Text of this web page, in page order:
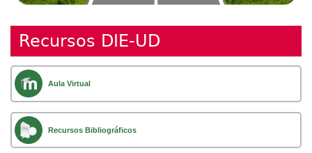
Recursos DIE-UD
Aula Virtual
Recursos Bibliográficos